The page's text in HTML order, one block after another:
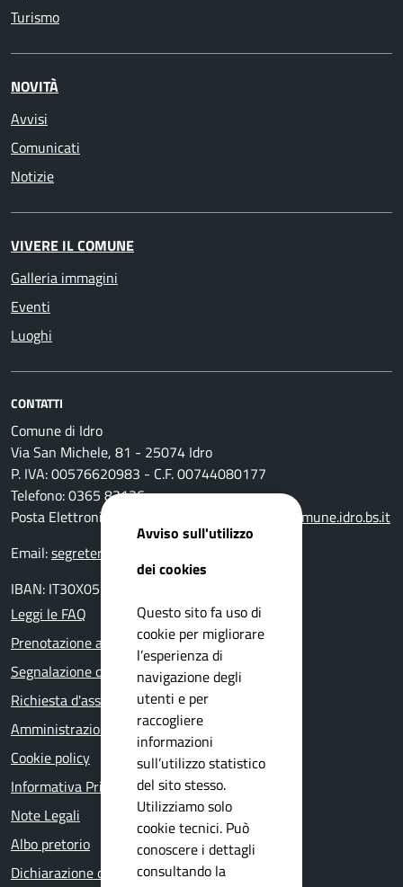
Turismo
NOVITÀ
Avvisi
Comunicati
Notizie
VIVERE IL COMUNE
Galleria immagini
Eventi
Luoghi
CONTATTI
Comune di Idro
Via San Michele, 81 - 25074 Idro
P. IVA: 00576620983 - C.F. 00744080177
Telefono: 0365 83136
Posta Elettronica Certificata:
protocollo@pec.comune.idro.bs.it
Email:segreteria@comune.idro.bs.it
IBAN: IT30X0511655390000000000500
Leggi le FAQ
Prenotazione appuntamento
Segnalazione disservizio
Richiesta d'assistenza
Amministrazione trasparente
Cookie policy
Informativa Privacy
Note Legali
Albo pretorio
Dichiarazione di accessibilità
Avviso sull'utilizzo
dei cookies
Questo sito fa uso di
cookie per migliorare
l’esperienza di
navigazione degli
utenti e per
raccogliere
informazioni
sull’utilizzo statistico
del sito stesso.
Utilizziamo solo
cookie tecnici. Può
conoscere i dettagli
consultando la